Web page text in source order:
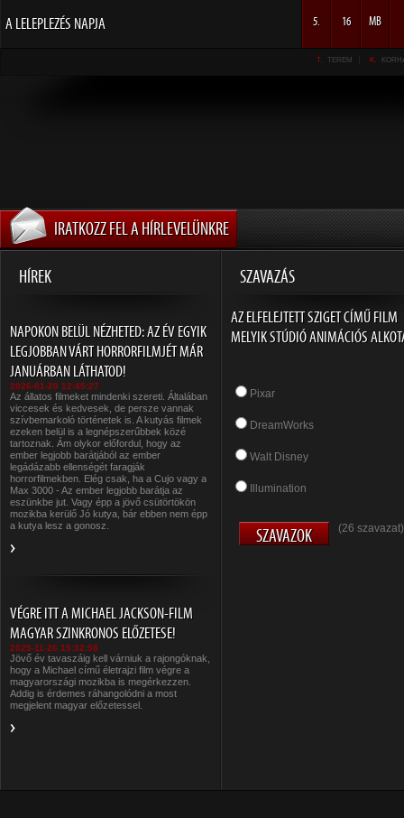
A LELEPLEZÉS NAPJA 5. 16 MB
T. TEREM K.
IRATKOZZ FEL A HÍRLEVELÜNKRE
HÍREK SZAVAZÁS
NAPOKON BELÜL NÉZHETED: AZ ÉV EGYIK
LEGJOBBAN VÁRT HORRORFILMJÉT MÁR
JANUÁRBAN LÁTHATOD!
2026-01-20 12:45:27
Az állatos filmeket mindenki szereti. Általában
viccesek és kedvesek, de persze vannak
szívbemarkoló történetek is. A kutyás filmek
ezeken belül is a legnépszerűbbek közé
tartoznak. Ám olykor előfordul, hogy az
ember legjobb barátjából az ember
legádázabb ellenségét faragják
horrorfilmekben. Elég csak, ha a Cujo vagy a
Max 3000 - Az ember legjobb barátja az
eszünkbe jut. Vagy épp a jövő csütörtökön
mozikba kerülő Jó kutya, bár ebben nem épp
a kutya lesz a gonosz.
VÉGRE ITT A MICHAEL JACKSON-FILM
MAGYAR SZINKRONOS ELŐZETESE!
2025-11-26 15:32:58
Jövő év tavaszáig kell várniuk a rajongóknak,
hogy a Michael című életrajzi film végre a
magyarországi mozikba is megérkezzen.
Addig is érdemes ráhangolódni a most
megjelent magyar előzetessel.
AZ ELFELEJTETT SZIGET CÍMŰ FILM
MELYIK STÚDIÓ ANIMÁCIÓS
Pixar
DreamWorks
Walt Disney
Illumination
(26 szavazat)